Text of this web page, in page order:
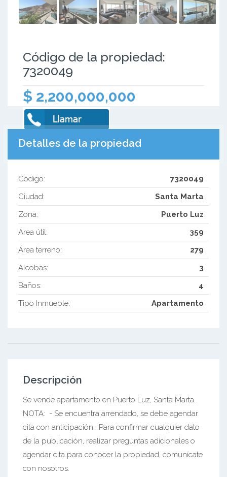
Código de la propiedad:
7320049
$ 2,200,000,000
Detalles de la propiedad
Código:
7320049
Ciudad:
Santa Marta
Zona:
Puerto Luz
Área útil:
359
Área terreno:
279
Alcobas:
3
Baños:
4
Tipo Inmueble:
Apartamento
Descripción
Se vende apartamento en Puerto Luz, Santa Marta.
NOTA: - Se encuentra arrendado, se debe agendar
cita con anticipación. Para confirmar cualquier dato
de la publicación, realizar preguntas adicionales o
agendar cita para conocer la propiedad, comunícate
con nosotros.